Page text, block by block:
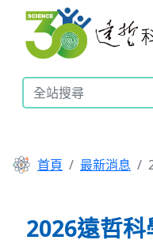
首頁 最新消息
2026遠哲科